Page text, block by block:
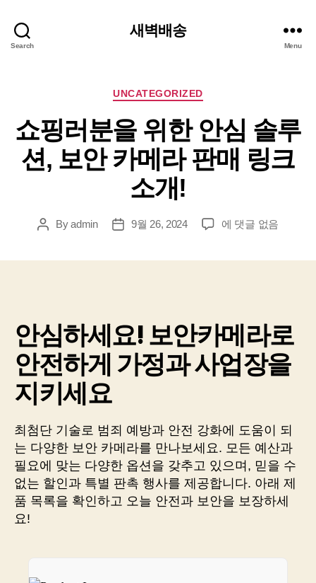
Search
새벽배송
Menu
Categories
UNCATEGORIZED
쇼핑러분을 위한 안심 솔루
션, 보안 카메라 판매 링크
소개!
PostByadmin
Post9월 26, 2024
쇼
안
솔
루
안
카
메
라
판
매
에 댓글 없음
안심하세요! 보안카메라로
안전하게 가정과 사업장을
지키세요
최첨단 기술로 범죄 예방과 안전 강화에 도움이 되
는 다양한 보안 카메라를 만나보세요. 모든 예산과
필요에 맞는 다양한 옵션을 갖추고 있으며, 믿을 수
없는 할인과 특별 판촉 행사를 제공합니다. 아래 제
품 목록을 확인하고 오늘 안전과 보안을 보장하세
요!